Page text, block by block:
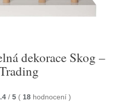
dekorace Skog –
/ 5 ( 18 hodnocení )